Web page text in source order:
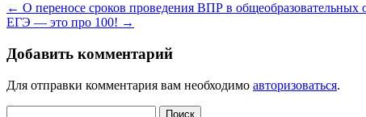
← О переносе сроков проведения ВПР в общеобразовательных
ЕГЭ — это про 100! →
Добавить комментарий
Для отправки комментария вам необходимо авторизоваться.